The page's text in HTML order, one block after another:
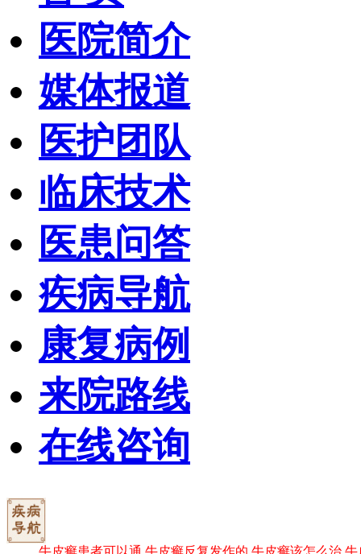
医院简介
媒体报道
医护团队
临床技术
医患问答
疾病导航
康复病例
来院路线
在线咨询
牛皮癣患者可以通 牛皮癣反复发作的 牛皮癣该怎么治 牛